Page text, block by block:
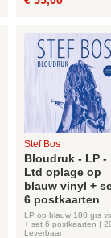
Stef Bos
Bloudruk - LP -
Ltd oplage op
blauw vinyl +
6 postkaarten
LP op blauw 180 grs
+ set 6 postkaarten |
Leverbaar